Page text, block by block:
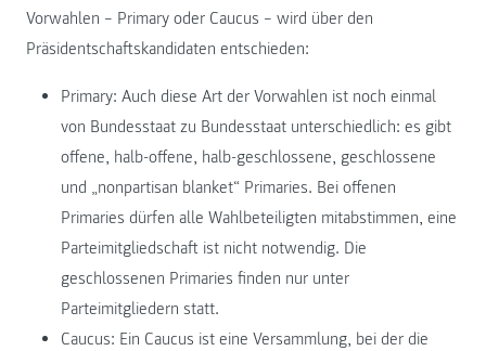
Vorwahlen – Primary oder Caucus – wird über den
Präsidentschaftskandidaten entschieden:
Primary: Auch diese Art der Vorwahlen ist noch einmal
von Bundesstaat zu Bundesstaat unterschiedlich: es gibt
offene, halb-offene, halb-geschlossene, geschlossene
und „nonpartisan blanket“ Primaries. Bei offenen
Primaries dürfen alle Wahlbeteiligten mitabstimmen, eine
Parteimitgliedschaft ist nicht notwendig. Die
geschlossenen Primaries finden nur unter
Parteimitgliedern statt.
Caucus: Ein Caucus ist eine Versammlung, bei der die